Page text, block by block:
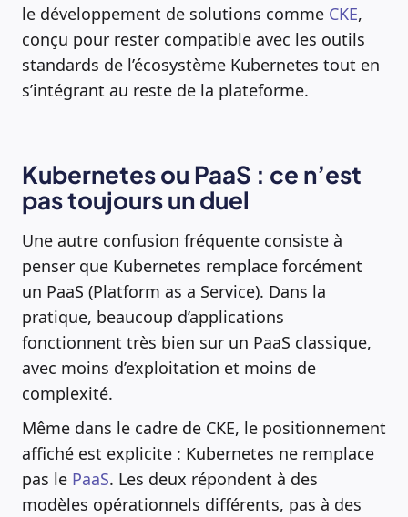
le développement de solutions comme CKE,
conçu pour rester compatible avec les outils
standards de l’écosystème Kubernetes tout en
s’intégrant au reste de la plateforme.
Kubernetes ou PaaS : ce n’est
pas toujours un duel
Une autre confusion fréquente consiste à
penser que Kubernetes remplace forcément
un PaaS (Platform as a Service). Dans la
pratique, beaucoup d’applications
fonctionnent très bien sur un PaaS classique,
avec moins d’exploitation et moins de
complexité.
Même dans le cadre de CKE, le positionnement
affiché est explicite : Kubernetes ne remplace
pas le PaaS. Les deux répondent à des
modèles opérationnels différents, pas à des